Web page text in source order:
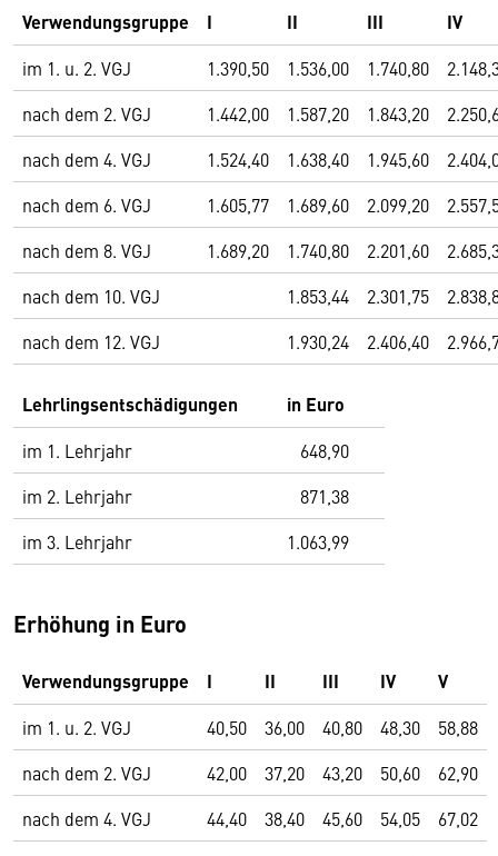
Verwendungsgruppe I II III IV
im 1. u. 2. VGJ 1.390,50 1.536,00 1.740,80
nach dem 2. VGJ
1.442,00 1.587,20 1.843,20
nach dem 4. VGJ
1.524,40 1.638,40 1.945,60
nach dem 6. VGJ
1.605,77 1.689,60 2.099,20
nach dem 8. VGJ
1.689,20 1.740,80 2.201,60
nach dem 10. VGJ
1.853,44 2.301,75
nach dem 12. VGJ
1.930,24 2.406,40
Lehrlingsentschädigungen in Euro
im 1. Lehrjahr
648,90
im 2. Lehrjahr
871,38
im 3. Lehrjahr
1.063,99
Erhöhung in Euro
Verwendungsgruppe I II III IV V
im 1. u. 2. VGJ 40,50 36,00 40,80 48,30
58,88
nach dem 2. VGJ
42,00 37,20 43,20 50,60
62,90
nach dem 4. VGJ
44,40 38,40 45,60 54,05
67,02